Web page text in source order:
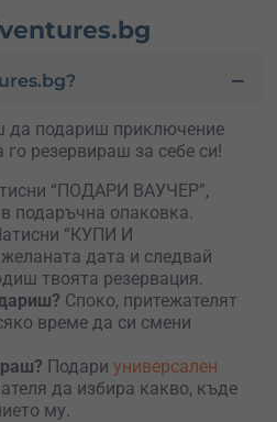
да подариш приключение
резервираш за себе си!
“ПОДАРИ ВАУЧЕР”,
подаръчна опаковка.
“КУПИ И
дата и следвай
твоята резервация.
Споко, притежателят
време да си смени
Подари универсален
да избира какво, къде
му.